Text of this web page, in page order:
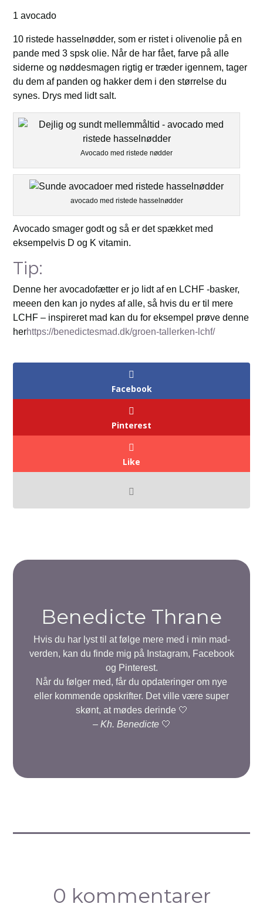
1 avocado
10 ristede hasselnødder, som er ristet i olivenolie på en
pande med 3 spsk olie. Når de har fået, farve på alle
siderne og nøddesmagen rigtig er træder igennem, tager
du dem af panden og hakker dem i den størrelse du
synes. Drys med lidt salt.
Avocado med ristede nødder
avocado med ristede hasselnødder
Avocado smager godt og så er det spækket med
eksempelvis D og K vitamin.
Tip:
Denne her avocadofætter er jo lidt af en LCHF -basker,
meeen den kan jo nydes af alle, så hvis du er til mere
LCHF – inspireret mad kan du for eksempel prøve denne
herhttps://benedictesmad.dk/groen-tallerken-lchf/
Facebook
Pinterest
Like
Benedicte Thrane
Hvis du har lyst til at følge mere med i min mad-
verden, kan du finde mig på Instagram, Facebook
og Pinterest.
Når du følger med, får du opdateringer om nye
eller kommende opskrifter. Det ville være super
skønt, at mødes derinde 🤍
– Kh. Benedicte🤍
0 kommentarer